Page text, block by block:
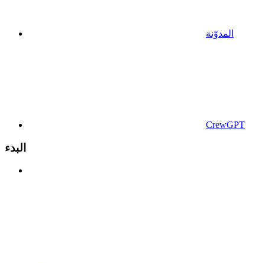
المدوّنة
CrewGPT
البدء